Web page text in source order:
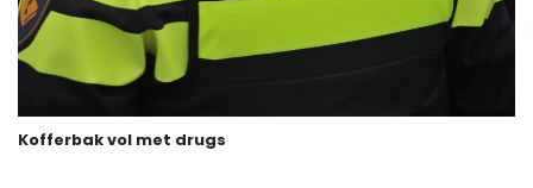
Kofferbak vol met drugs